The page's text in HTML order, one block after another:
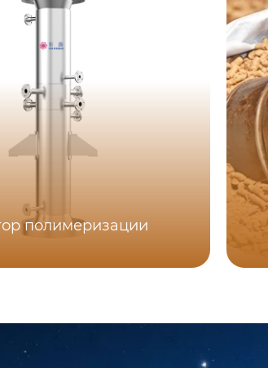
полимеризации